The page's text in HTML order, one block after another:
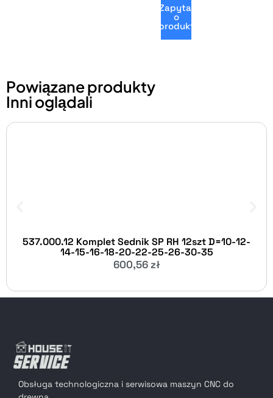
Zapytaj
o
produkt
Powiązane produkty
Inni oglądali
537.000.12 Komplet Sednik SP RH 12szt D=10-12-
14-15-16-18-20-22-25-26-30-35
600,56 zł
Obsługa technologiczna i serwisowa maszyn CNC do